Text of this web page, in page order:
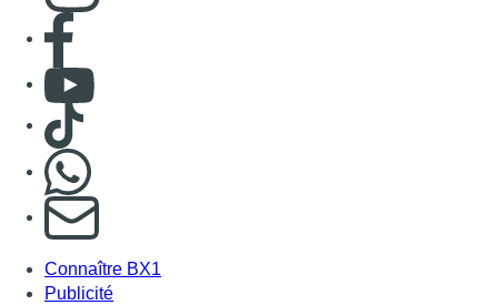
Consulter page Facebook
Consulter Youtube
Consulter TikTok
S'abonner à notre newsletter
Connaître BX1
Publicité